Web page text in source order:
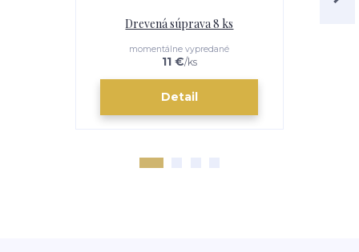
Drevená súprava 8 ks
11 €/ks
momentálne vypredané
Detail